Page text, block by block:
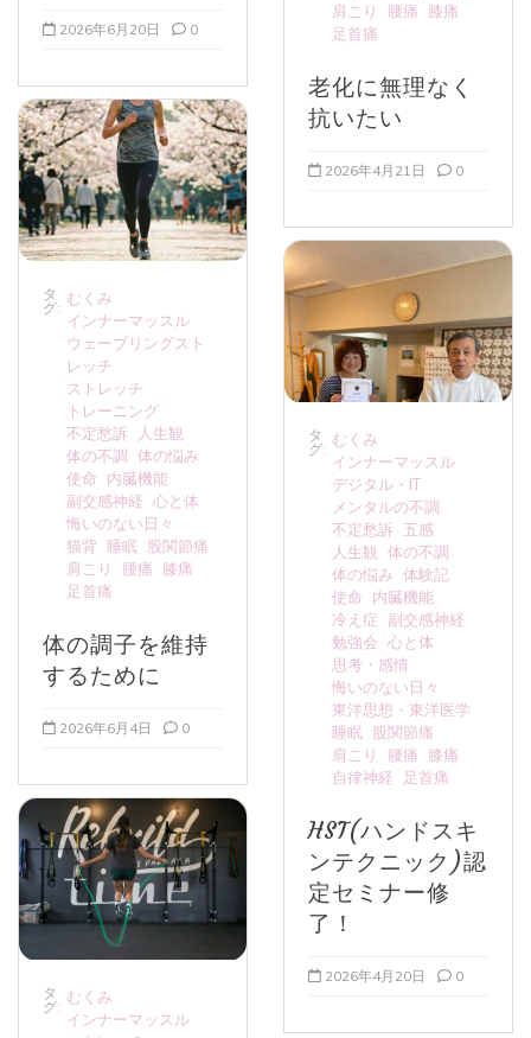
2026年6月20日 0
タ
グ:
むくみ
インナーマッスル
ウェーブリングスト
レッチ
ストレッチ
トレーニング
不定愁訴
人生観
体の不調 体の悩み
使命
内臓機能
副交感神経 心と体
悔いのない日々
猫背 睡眠 股関節痛
肩こり
腰痛
膝痛
足首痛
体の調子を維持
するために
2026年6月4日 0
タ
グ:
むくみ
インナーマッスル
肩こり
腰痛
膝痛
足首痛
老化に無理なく
抗いたい
2026年4月21日 0
タ
グ:
むくみ
インナーマッスル
デジタル・IT
メンタルの不調
不定愁訴
五感
人生観 体の不調
体の悩み 体験記
使命
内臓機能
冷え症 副交感神経
勉強会 心と体
思考・感情
悔いのない日々
東洋思想・東洋医学
睡眠 股関節痛
肩こり
腰痛
膝痛
自律神経
足首痛
HST(ハンドスキ
ンテクニック)認
定セミナー修
了！
2026年4月20日 0